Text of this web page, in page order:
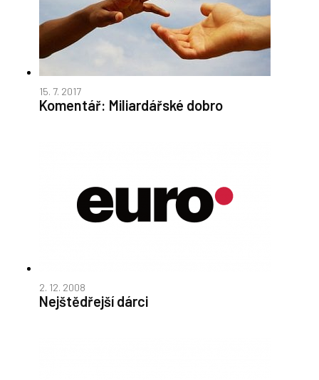
15. 7. 2017
Komentář: Miliardářské dobro
2. 12. 2008
Nejštědřejší dárci